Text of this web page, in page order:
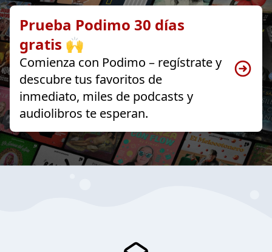
Prueba Podimo 30 días
gratis 🙌
Comienza con Podimo – regístrate y
descubre tus favoritos de
inmediato, miles de podcasts y
audiolibros te esperan.